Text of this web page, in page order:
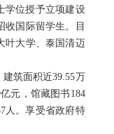
学位授予立项建设
收国际留学生。目
叶大学、泰国清迈
筑面积近39.55万
元，馆藏图书184
人。享受省政府特